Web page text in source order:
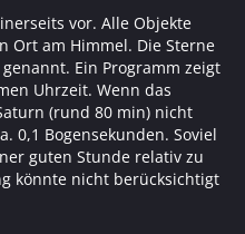
vor. Alle Objekte
Ort am Himmel. Die Sterne
Ein Programm zeigt
Uhrzeit. Wenn das
(rund 80 min) nicht
0,1 Bogensekunden. Soviel
guten Stunde relativ zu
könnte nicht berücksichtigt